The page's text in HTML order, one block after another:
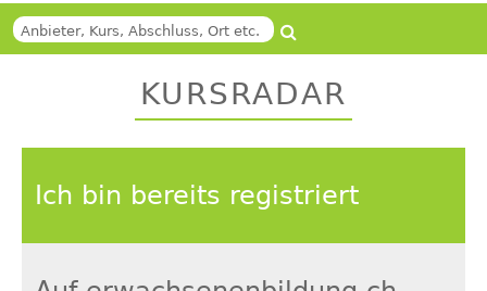
Suche
Back
KURSRADAR
Ich bin bereits registriert